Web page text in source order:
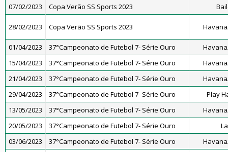
07/02/2023
Copa Verão SS Sports 2023
28/02/2023 Copa Verão SS Sports 2023
01/04/2023 37°Campeonato de Futebol 7- Série Ouro
15/04/2023
37°Campeonato de Futebol 7- Série Ouro
21/04/2023
37°Campeonato de Futebol 7- Série Ouro
29/04/2023
37°Campeonato de Futebol 7- Série Ouro
Play
13/05/2023
37°Campeonato de Futebol 7- Série Ouro
20/05/2023
37°Campeonato de Futebol 7- Série Ouro
03/06/2023
37°Campeonato de Futebol 7- Série Ouro